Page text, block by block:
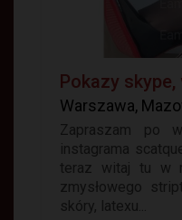
Pokazy
Warszawa,
Zapraszam po
instagrama
teraz witaj tu w
zmysłowego
skóry, latexu...